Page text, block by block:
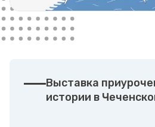
Выставка
истории в